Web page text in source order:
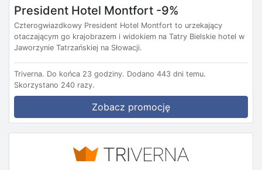
President Hotel Montfort -9%
Czterogwiazdkowy President Hotel Montfort to urzekający
otaczającym go krajobrazem i widokiem na Tatry Bielskie hotel w
Jaworzynie Tatrzańskiej na Słowacji.
Triverna. Do końca 23 godziny. Dodano 443 dni temu.
Skorzystano 240 razy.
Zobacz promocję